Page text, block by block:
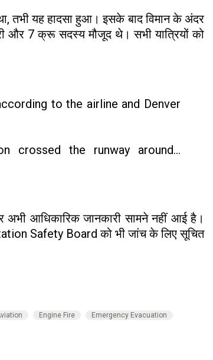
तभी यह हादसा हुआ। इसके बाद विमान के अंदर
और 7 क्रू सदस्य मौजूद थे। सभी यात्रियों को
to the airline and Denver
crossed the runway around…
अभी आधिकारिक जानकारी सामने नहीं आई है।
Safety Board को भी जांच के लिए सूचित
Engine Fire Emergency Evacuation